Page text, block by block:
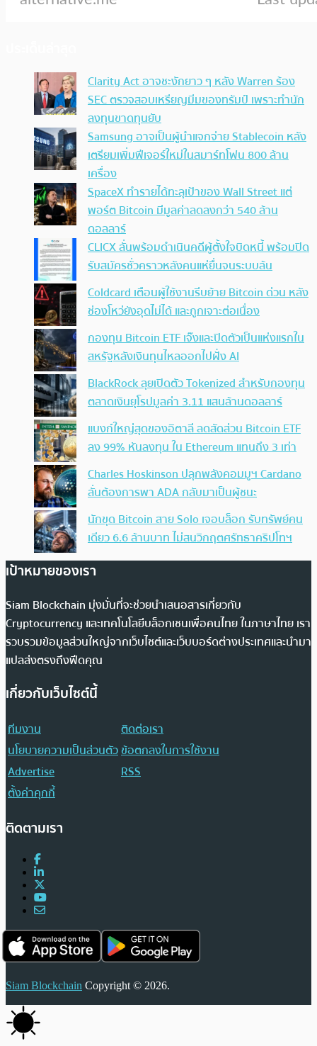
Clarity Act อาจชะงักยาว ๆ หลัง Warren ร้อง
SEC ตรวจสอบเหรียญมีมของทรัมป์ เพราะทำนัก
ลงทุนขาดทุนยับ
Samsung อาจเป็นผู้นำแจกจ่าย Stablecoin หลัง
เตรียมเพิ่มฟีเจอร์ใหม่ในสมาร์ทโฟน 800 ล้าน
เครื่อง
SpaceX ทำรายได้ทะลุเป้าของ Wall Street แต่
พอร์ต Bitcoin มีมูลค่าลดลงกว่า 540 ล้าน
ดอลลาร์
CLICX ลั่นพร้อมดำเนินคดีผู้ตั้งใจบิดหนี้ พร้อมปิด
รับสมัครชั่วคราวหลังคนแห่ยื่นจนระบบล้น
Coldcard เตือนผู้ใช้งานรีบย้าย Bitcoin ด่วน หลัง
ช่องโหว่ยังอุดไม่ได้ และถูกเจาะต่อเนื่อง
กองทุน Bitcoin ETF เจ๊งและปิดตัวเป็นแห่งแรกใน
สหรัฐหลังเงินทุนไหลออกไปฝั่ง AI
BlackRock ลุยเปิดตัว Tokenized สำหรับกองทุน
ตลาดเงินยุโรปมูลค่า 3.11 แสนล้านดอลลาร์
แบงก์ใหญ่สุดของอิตาลี ลดสัดส่วน Bitcoin ETF
ลง 99% หันลงทุน ใน Ethereum แทนถึง 3 เท่า
Charles Hoskinson ปลุกพลังคอมมูฯ Cardano
ลั่นต้องการพา ADA กลับมาเป็นผู้ชนะ
นักขุด Bitcoin สาย Solo เจอบล็อก รับทรัพย์คน
เดียว 6.6 ล้านบาท ไม่สนวิกฤตศรัทธาคริปโทฯ
เป้าหมายของเรา
Siam Blockchain มุ่งมั่นที่จะช่วยนำเสนอสารเกี่ยวกับ
Cryptocurrency และเทคโนโลยีบล็อกเชนเพื่อคนไทย ในภาษาไทย เรา
รวบรวมข้อมูลส่วนใหญ่จากเว็บไซต์และเว็บบอร์ดต่างประเทศและนำมา
แปลส่งตรงถึงฟีดคุณ
เกี่ยวกับเว็บไซต์นี้
ทีมงาน
ติดต่อเรา
นโยบายความเป็นส่วนตัวข้อตกลงในการใช้งาน
Advertise
RSS
ตั้งค่าคุกกี้
ติดตามเรา
Siam Blockchain Copyright © 2026.